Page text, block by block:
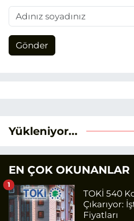
Gönder
Yükleniyor...
EN ÇOK OKUNANLAR
TOKİ 540
Çıkarıyor:
Fiyatları
1